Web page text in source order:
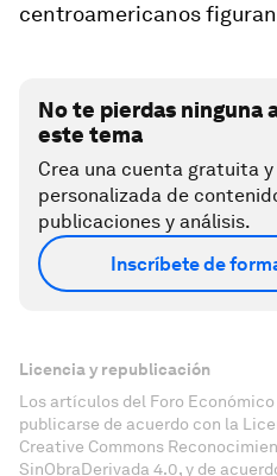
centroamericanos
No te pierdas ninguna
este tema
Crea una cuenta gratuita
personalizada de
publicaciones y análisis.
Inscríbete de
Licencia y republicación
Los artículos del Foro
publicarse de acuerdo con la
Creative Commons
SinObraDerivada 4.0, y de